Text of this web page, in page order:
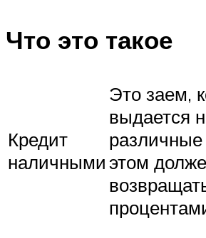
Что это такое
Кредит
наличными
Это заем,
выдается
этом